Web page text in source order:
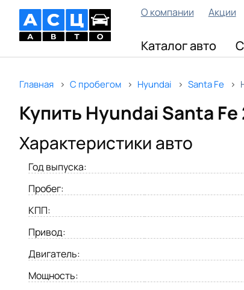
О компании Акции
Каталог авто
Главная С пробегом Hyundai Santa Fe
Купить Hyundai Santa Fe
Характеристики авто
Год выпуска:
Пробег:
КПП:
Привод:
Двигатель:
Мощность: